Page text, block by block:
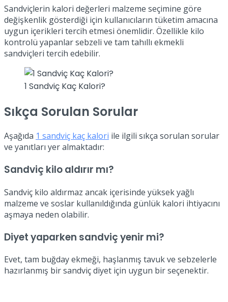
Sandviçlerin kalori değerleri malzeme seçimine göre
değişkenlik gösterdiği için kullanıcıların tüketim amacına
uygun içerikleri tercih etmesi önemlidir. Özellikle kilo
kontrolü yapanlar sebzeli ve tam tahıllı ekmekli
sandviçleri tercih edebilir.
1 Sandviç Kaç Kalori?
Sıkça Sorulan Sorular
Aşağıda 1 sandviç kaç kalori ile ilgili sıkça sorulan sorular
ve yanıtları yer almaktadır:
Sandviç kilo aldırır mı?
Sandviç kilo aldırmaz ancak içerisinde yüksek yağlı
malzeme ve soslar kullanıldığında günlük kalori ihtiyacını
aşmaya neden olabilir.
Diyet yaparken sandviç yenir mi?
Evet, tam buğday ekmeği, haşlanmış tavuk ve sebzelerle
hazırlanmış bir sandviç diyet için uygun bir seçenektir.